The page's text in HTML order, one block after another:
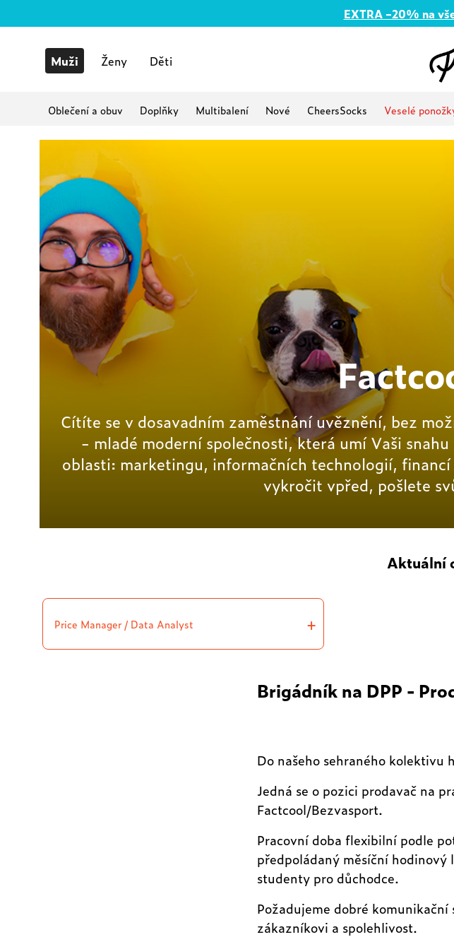
EXTRA –20% na
Muži
Oblečení a obuv Doplňky Multibalení Nové CheersSocks Veselé
Ženy Děti
Cítíte se v dosavadním zaměstnání uvěznění, bez
- mladé moderní společnosti, která umí Vaši
oblasti: marketingu, informačních technologií,
vykročit vpřed, pošlete
Aktuální
Price Manager / Data Analyst
Brigádník na DPP -
Do našeho sehraného kolektivu
Jedná se o pozici prodavač na
Factcool/Bezvasport.
Pracovní doba flexibilní podle
předpoládaný měsíční
studenty pro důchodce.
Požadujeme dobré
zákazníkovi a spolehlivost.